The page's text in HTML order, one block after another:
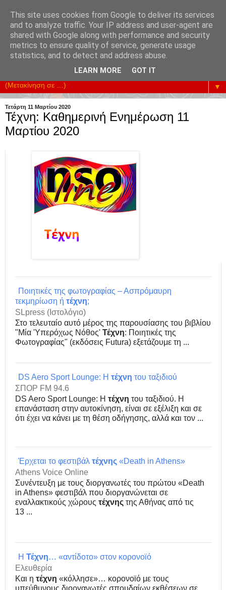
Υπηρετούμε την Επικοινωνία της Κοινωνίας. Ενισχύουμε
κάθε Προσπάθεια Οικονομικής Ανάπτυξης.
▼
Τετάρτη 11 Μαρτίου 2020
Τέχνη: Καθημερινή Ενημέρωση 11
Μαρτίου 2020
Ποιητικές της φωτογραφίας – Ασπρόμαυρη
τεκμηρίωση ή τέχνη;
SLpress (Ιστολόγιο)
Στο τελευταίο αυτό μέρος της παρουσίασης του βιβλίου
"Μία 'Υπερόχως Νόθος' Τέχνη: Ποιητικές της
Φωτογραφίας" (εκδόσεις Futura) εξετάζουμε τη ...
DS Aero Sport Lounge: Η τέχνη του ταξιδιού
ΣΠΟΡ FM 94.6
DS Aero Sport Lounge: Η τέχνη του ταξιδιού. Η
επανάσταση στην αυτοκίνηση, είναι σε εξέλιξη και σε
ότι έχει να κάνει με τη θέση οδήγησης, αλλά και τον ...
Έρχεται το φεστιβάλ τέχνης «Death in Athens»
Athens Voice Online
Συνέντευξη με τους διοργανωτές του πρώτου «Death
in Athens» φεστιβάλ που διοργανώνεται σε
εναλλακτικούς χώρους τέχνης της Αθήνας από τις
13 ...
Η Τέχνη… «αντίδοτο» στον κορονοϊό
Ελευθερία
Και η τέχνη «κόλλησε»… κορονοϊό με τους
This site uses cookies from Google to deliver its services
and to analyze traffic. Your IP address and user-agent are
shared with Google along with performance and security
metrics to ensure quality of service, generate usage
statistics, and to detect and address abuse.
LEARN MORE GOT IT